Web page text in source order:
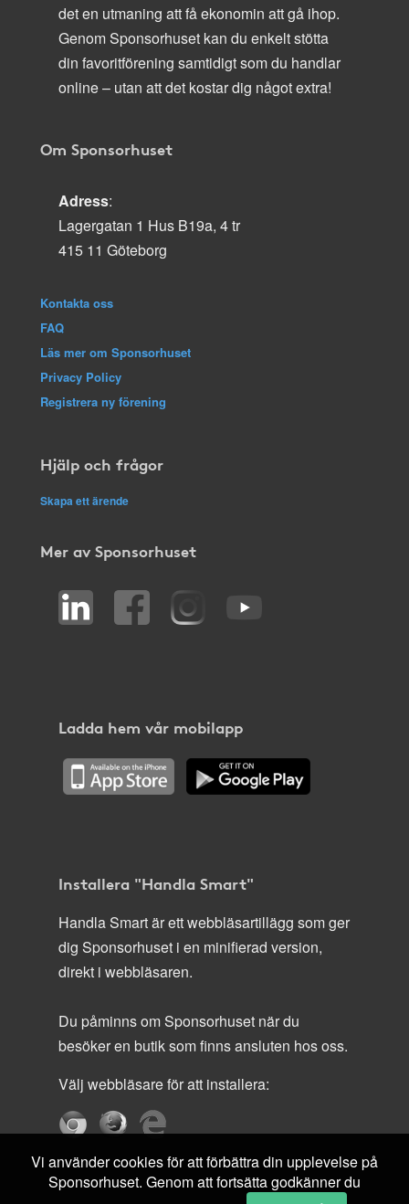
det en utmaning att få ekonomin att gå ihop.
Genom Sponsorhuset kan du enkelt stötta
din favoritförening samtidigt som du handlar
online – utan att det kostar dig något extra!
Om Sponsorhuset
Adress:
Lagergatan 1 Hus B19a, 4 tr
415 11 Göteborg
Kontakta oss
FAQ
Läs mer om Sponsorhuset
Privacy Policy
Registrera ny förening
Hjälp och frågor
Skapa ett ärende
Mer av Sponsorhuset
Ladda hem vår mobilapp
Installera "Handla Smart"
Handla Smart är ett webbläsartillägg som ger
dig Sponsorhuset i en minifierad version,
direkt i webbläsaren.
Du påminns om Sponsorhuset när du
besöker en butik som finns ansluten hos oss.
Välj webbläsare för att installera:
Vi använder cookies för att förbättra din upplevelse på
Sponsorhuset. Genom att fortsätta godkänner du